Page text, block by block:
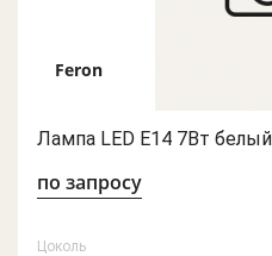
Feron
Лампа LED E14 7Вт
по запросу
Цоколь